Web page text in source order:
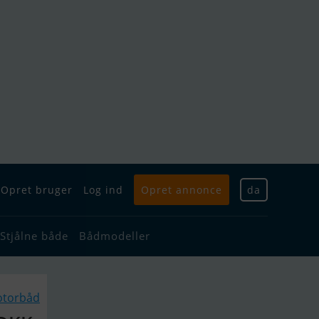
Opret bruger Log ind Opret annonce da
Stjålne både Bådmodeller